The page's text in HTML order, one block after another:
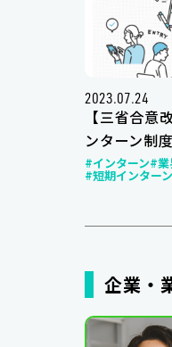
2023.07.24
【三省合
ンターン制
#インターン#業
#短期インター
企業・